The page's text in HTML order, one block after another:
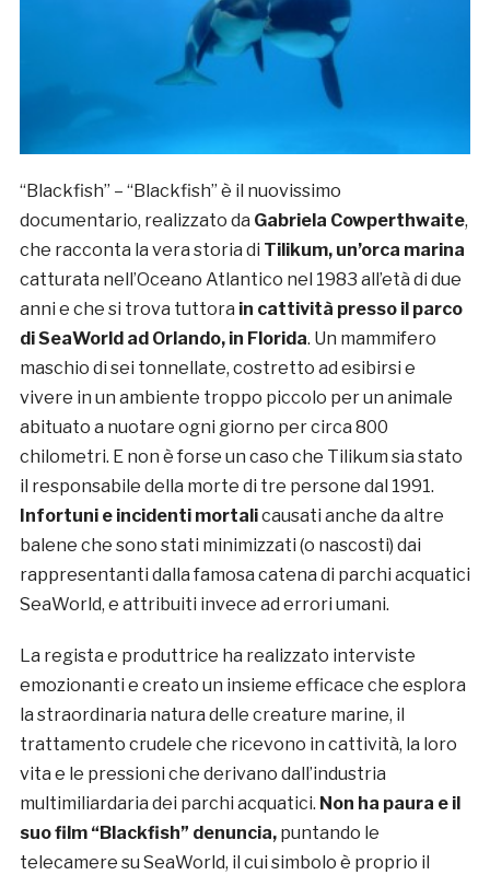
“Blackfish” – “Blackfish” è il nuovissimo
documentario, realizzato da Gabriela Cowperthwaite,
che racconta la vera storia di Tilikum, un’orca marina
catturata nell’Oceano Atlantico nel 1983 all’età di due
anni e che si trova tuttora in cattività presso il parco
di SeaWorld ad Orlando, in Florida. Un mammifero
maschio di sei tonnellate, costretto ad esibirsi e
vivere in un ambiente troppo piccolo per un animale
abituato a nuotare ogni giorno per circa 800
chilometri. E non è forse un caso che Tilikum sia stato
il responsabile della morte di tre persone dal 1991.
Infortuni e incidenti mortalicausati anche da altre
balene che sono stati minimizzati (o nascosti) dai
rappresentanti dalla famosa catena di parchi acquatici
SeaWorld, e attribuiti invece ad errori umani.
La regista e produttrice ha realizzato interviste
emozionanti e creato un insieme efficace che esplora
la straordinaria natura delle creature marine, il
trattamento crudele che ricevono in cattività, la loro
vita e le pressioni che derivano dall’industria
multimiliardaria dei parchi acquatici. Non ha paura e il
suo film “Blackfish” denuncia, puntando le
telecamere su SeaWorld, il cui simbolo è proprio il